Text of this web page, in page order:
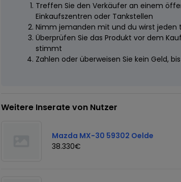
Treffen Sie den Verkäufer an einem
Einkaufszentren oder Tankstellen
Nimm jemanden mit und du wirst jeden
Überprüfen Sie das Produkt vor dem
stimmt
Zahlen oder überweisen Sie kein Geld,
Weitere Inserate von Nutzer
Mazda MX-30 59302 Oelde
38.330€